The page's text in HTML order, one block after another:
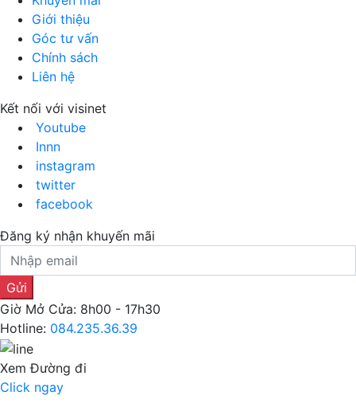
Giới thiệu
Góc tư vấn
Chính sách
Liên hệ
Kết nối với visinet
Youtube
Innn
instagram
twitter
facebook
Đăng ký nhận khuyến mãi
Giờ Mở Cửa: 8h00 - 17h30
Hotline: 084.235.36.39
Xem Đường đi
Click ngay